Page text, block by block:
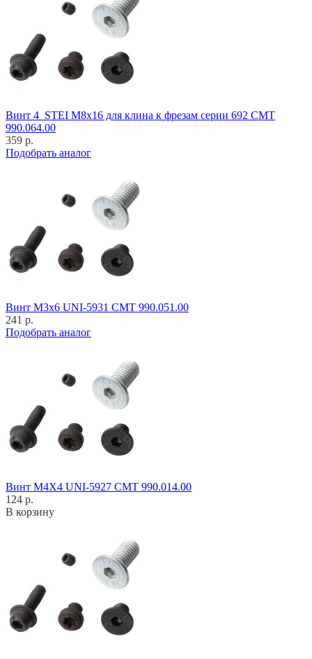
Винт 4_STEI M8x16 для клина к фрезам серии 692 CMT
990.064.00
359 р.
Подобрать аналог
Винт M3x6 UNI-5931 CMT 990.051.00
241 р.
Подобрать аналог
Винт M4X4 UNI-5927 CMT 990.014.00
124 р.
В корзину